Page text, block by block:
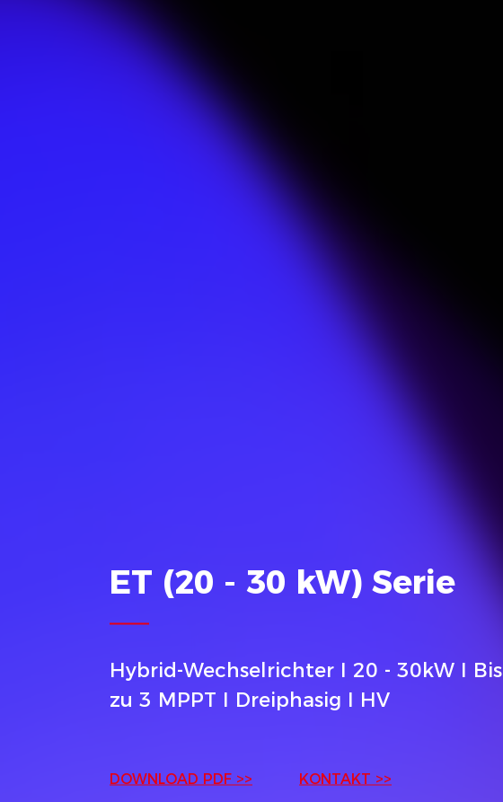
ET (20 - 30 kW) Serie
Hybrid-Wechselrichter I 20 - 30kW I Bis
zu 3 MPPT I Dreiphasig I HV
DOWNLOAD PDF >> KONTAKT >>